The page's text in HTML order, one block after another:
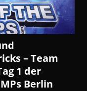
– Team
1 der
Berlin